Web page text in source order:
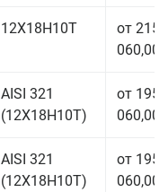
12Х18Н10Т
от 215
060,00
AISI 321
(12Х18Н10Т)
от 195
060,00
AISI 321
(12Х18Н10Т)
от 195
060,00